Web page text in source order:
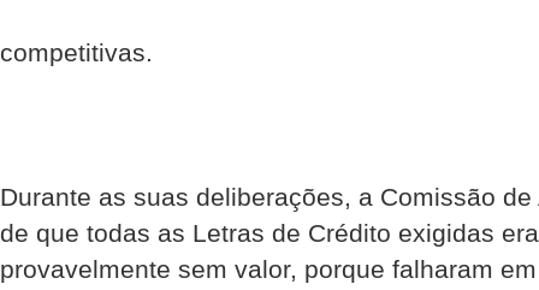
competitivas.
Durante as suas deliberações, a Comissão
de que todas as Letras de Crédito exigidas
provavelmente sem valor, porque falharam